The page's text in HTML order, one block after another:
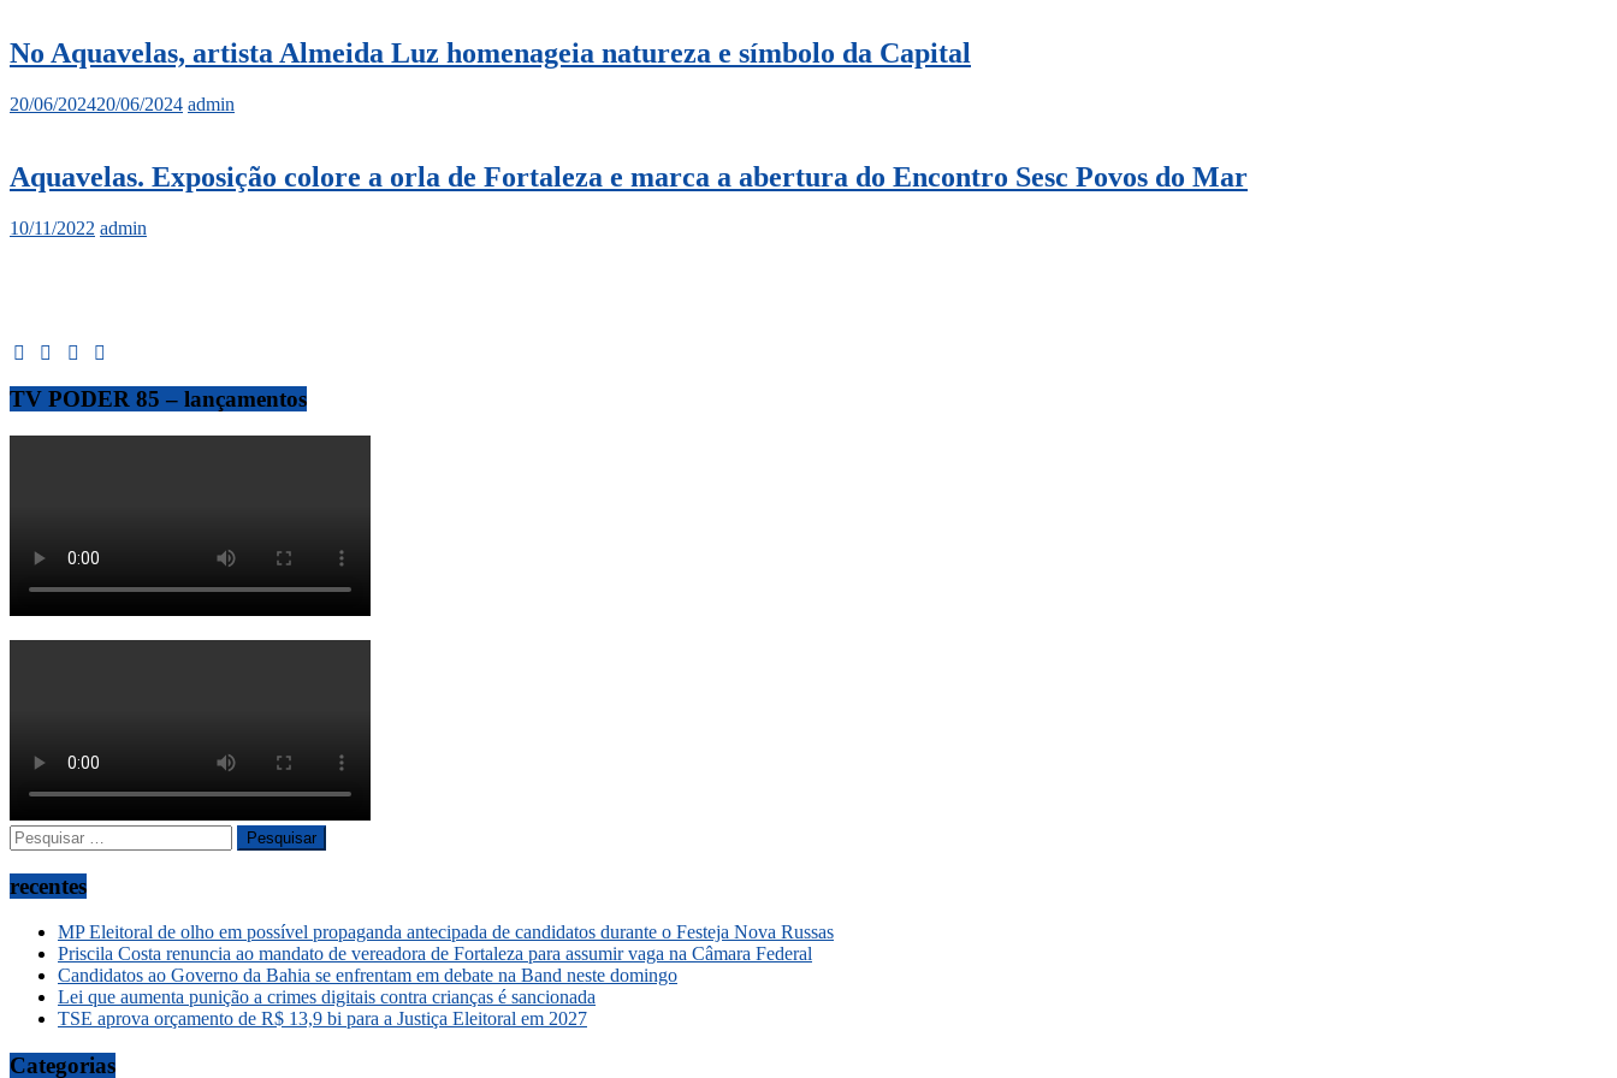
No Aquavelas, artista Almeida Luz homenageia natureza e símbolo da Capital
20/06/202420/06/2024 admin
Aquavelas. Exposição colore a orla de Fortaleza e marca a abertura do Encontro Sesc Povos do Mar
10/11/2022 admin
TV PODER 85 – lançamentos
Pesquisar
por:
recentes
MP Eleitoral de olho em possível propaganda antecipada de candidatos durante o Festeja Nova Russas
Priscila Costa renuncia ao mandato de vereadora de Fortaleza para assumir vaga na Câmara Federal
Candidatos ao Governo da Bahia se enfrentam em debate na Band neste domingo
Lei que aumenta punição a crimes digitais contra crianças é sancionada
TSE aprova orçamento de R$ 13,9 bi para a Justiça Eleitoral em 2027
Categorias